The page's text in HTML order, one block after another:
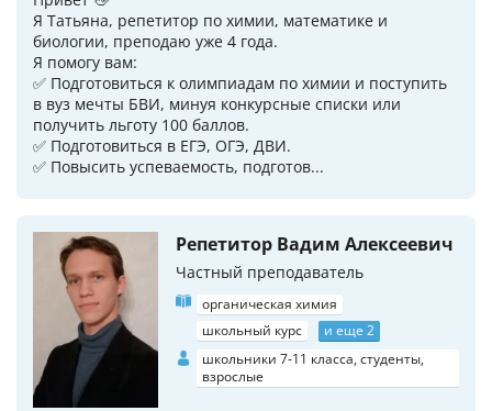
Я Татьяна, репетитор по химии, математике и
биологии, преподаю уже 4 года.
Я помогу вам:
✅️ Подготовиться к олимпиадам по химии и поступить
в вуз мечты БВИ, минуя конкурсные списки или
получить льготу 100 баллов.
✅️ Подготовиться в ЕГЭ, ОГЭ, ДВИ.
✅️ Повысить успеваемость, подготов...
Репетитор Вадим Алексеевич
Частный преподаватель
органическая химия
школьный курс
и еще 2
школьники 7-11 класса, студенты,
взрослые